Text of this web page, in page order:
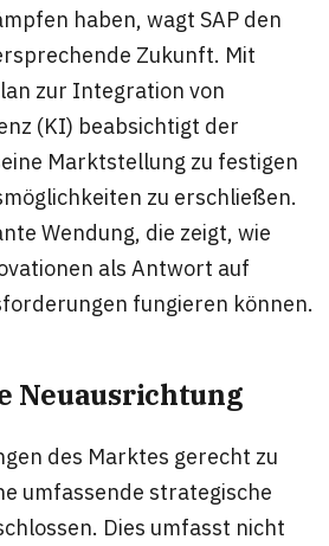
haben, wagt SAP den
Zukunft. Mit
zur Integration von
(KI) beabsichtigt der
Marktstellung zu festigen
zu erschließen.
Wendung, die zeigt, wie
als Antwort auf
fungieren können.
Neuausrichtung
des Marktes gerecht zu
umfassende strategische
Dies umfasst nicht